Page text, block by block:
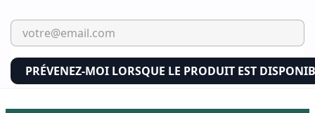
PRÉVENEZ-MOI LORSQUE LE PRODUIT EST